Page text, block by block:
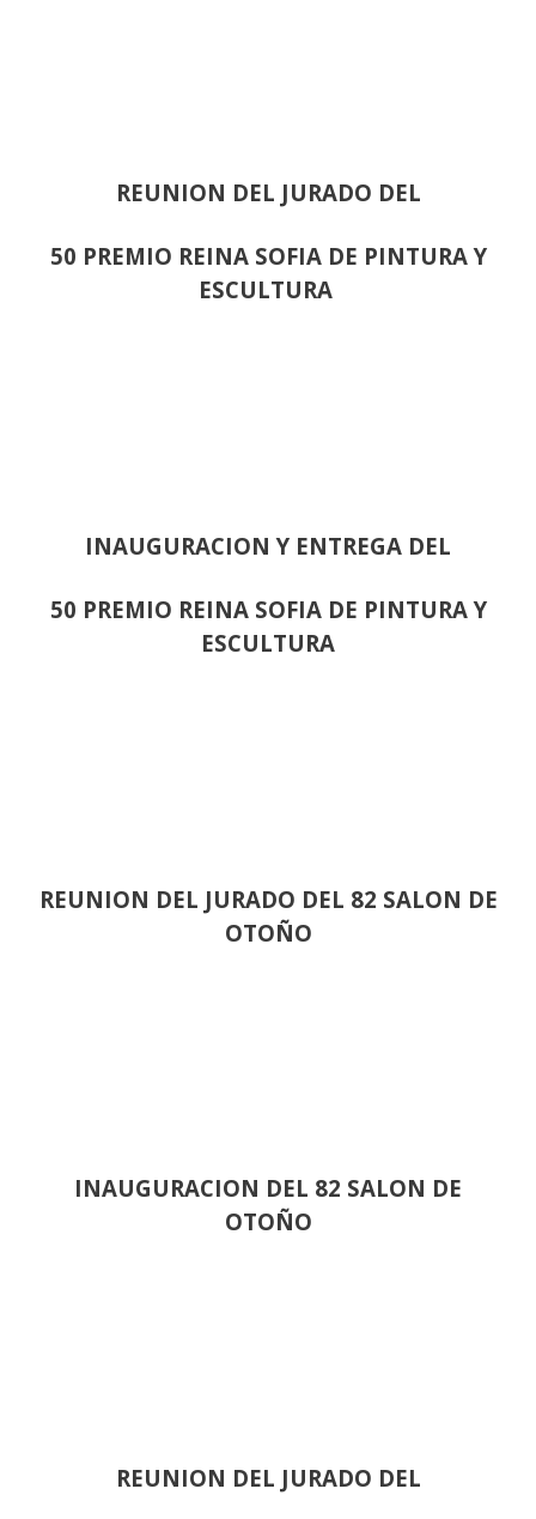
REUNION DEL JURADO DEL
50 PREMIO REINA SOFIA DE PINTURA Y
ESCULTURA
INAUGURACION Y ENTREGA DEL
50 PREMIO REINA SOFIA DE PINTURA Y
ESCULTURA
REUNION DEL JURADO DEL 82 SALON DE
OTOÑO
INAUGURACION DEL 82 SALON DE
OTOÑO
REUNION DEL JURADO DEL